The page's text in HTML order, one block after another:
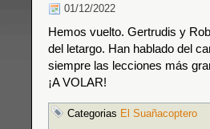
01/12/2022
Hemos vuelto. Gertrudis y
del letargo. Han hablado del
siempre las lecciones más
¡A VOLAR!
Categorias El Suañacoptero